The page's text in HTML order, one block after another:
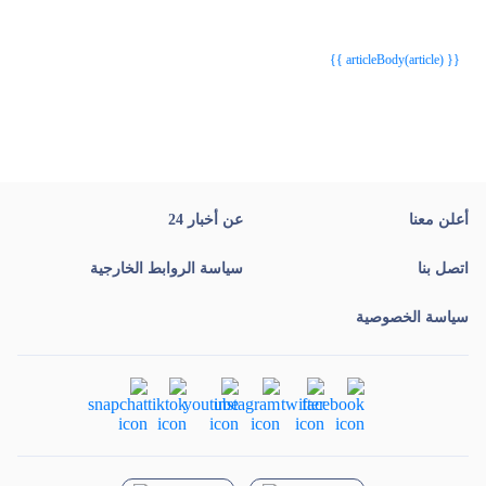
{{ articleBody(article) }}
أعلن معنا عن أخبار 24
اتصل بنا سياسة الروابط الخارجية
سياسة الخصوصية